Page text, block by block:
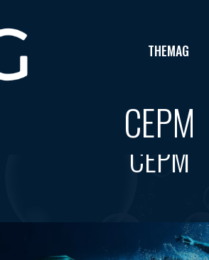
THEMAG
CEPM
Tag results:
CEPM